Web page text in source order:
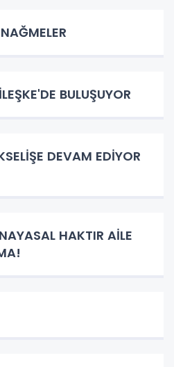
NAĞMELER
SEVERLER BİLEŞKE'DE BULUŞUYOR
DEVAM EDİYOR
HAKTIR AİLE